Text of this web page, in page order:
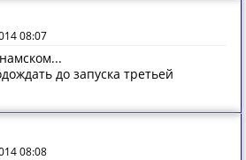
08:07
до запуска третьей
08:08